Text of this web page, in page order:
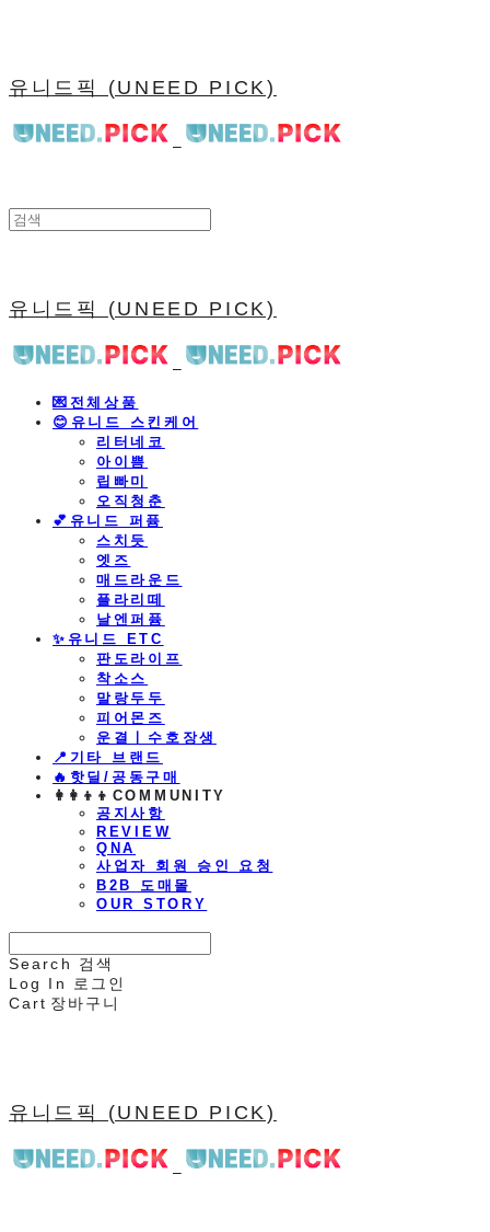
유니드픽 (UNEED PICK)
유니드픽 (UNEED PICK)
💌전체상품
😊유니드 스킨케어
리터네코
아이쁨
립빠미
오직청춘
💕유니드 퍼퓸
스치듯
엣즈
매드라운드
플라리떼
날엔퍼퓸
​✨유니드 ETC
판도라이프
착소스
말랑두두
피어몬즈
운결ㅣ수호장생
📍기타 브랜드
🔥핫딜/공동구매
👩‍👩‍👦‍👦COMMUNITY
공지사항
REVIEW
QNA
사업자 회원 승인 요청
B2B 도매몰
OUR STORY
Search
검색
Log In
로그인
Cart 장바구니
유니드픽 (UNEED PICK)